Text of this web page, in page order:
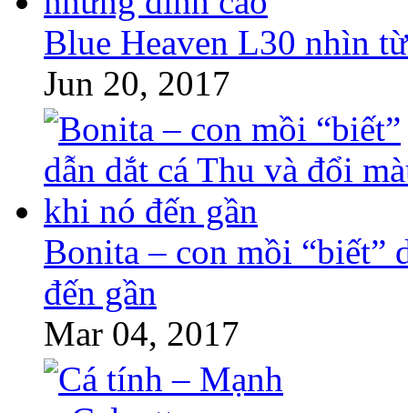
Blue Heaven L30 nhìn
Jun 20, 2017
Bonita – con mồi “biết”
đến gần
Mar 04, 2017